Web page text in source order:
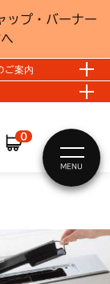
ップ・バーナー
ご案内
0
MENU